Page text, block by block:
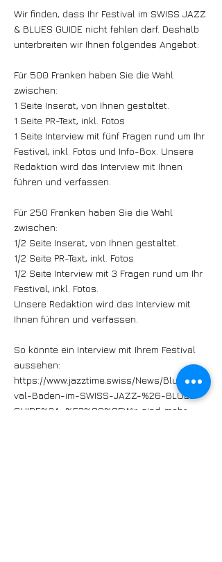
Wir finden, dass Ihr Festival im SWISS JAZZ
& BLUES GUIDE nicht fehlen darf. Deshalb
unterbreiten wir Ihnen folgendes Angebot:
Für 500 Franken haben Sie die Wahl
zwischen:
1 Seite Inserat, von Ihnen gestaltet.
1 Seite PR-Text, inkl. Fotos
1 Seite Interview mit fünf Fragen rund um Ihr
Festival, inkl. Fotos und Info-Box. Unsere
Redaktion wird das Interview mit Ihnen
führen und verfassen.
Für 250 Franken haben Sie die Wahl
zwischen:
1/2 Seite Inserat, von Ihnen gestaltet.
1/2 Seite PR-Text, inkl. Fotos
1/2 Seite Interview mit 3 Fragen rund um Ihr
Festival, inkl. Fotos.
Unsere Redaktion wird das Interview mit
Ihnen führen und verfassen.
So könnte ein Interview mit Ihrem Festival
aussehen:
https://www.jazztime.swiss/News/Bluesfesti
val-Baden-im-SWISS-JAZZ-%26-BLUES-
GUIDE%3A-%E2%80%9EWir-sind-mehr-